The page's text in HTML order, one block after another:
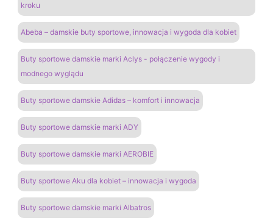
kroku
Abeba – damskie buty sportowe, innowacja i wygoda dla kobiet
Buty sportowe damskie marki Aclys - połączenie wygody i
modnego wyglądu
Buty sportowe damskie Adidas – komfort i innowacja
Buty sportowe damskie marki ADY
Buty sportowe damskie marki AEROBIE
Buty sportowe Aku dla kobiet – innowacja i wygoda
Buty sportowe damskie marki Albatros